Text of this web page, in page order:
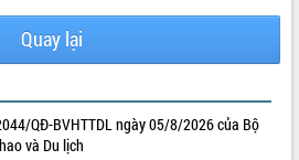
Quay lại
QĐ-BVHTTDL ngày 05/8/2026 của Bộ
và Du lịch